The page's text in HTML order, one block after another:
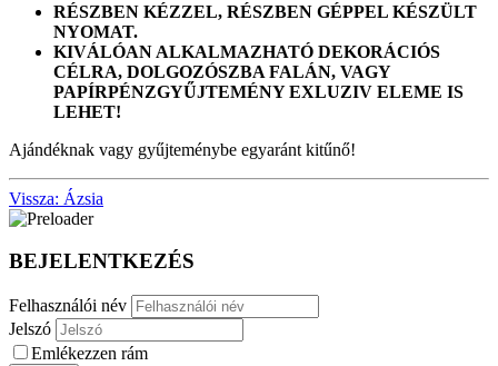
RÉSZBEN KÉZZEL, RÉSZBEN GÉPPEL KÉSZÜLT
NYOMAT.
KIVÁLÓAN ALKALMAZHATÓ DEKORÁCIÓS
CÉLRA, DOLGOZÓSZBA FALÁN, VAGY
PAPÍRPÉNZGYŰJTEMÉNY EXLUZIV ELEME IS
LEHET!
Ajándéknak vagy gyűjteménybe egyaránt kitűnő!
Vissza: Ázsia
BEJELENTKEZÉS
Felhasználói név
Jelszó
Emlékezzen rám